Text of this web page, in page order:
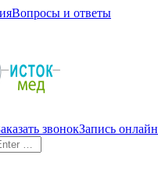
Вопросы и ответы
звонокЗапись онлайн